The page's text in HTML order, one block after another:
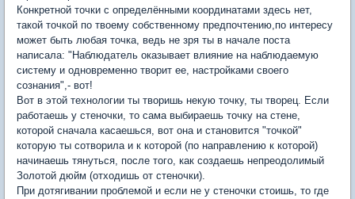
Конкретной точки с определёнными координатами здесь нет,
такой точкой по твоему собственному предпочтению,по интересу
может быть любая точка, ведь не зря ты в начале поста
написала: "Наблюдатель оказывает влияние на наблюдаемую
систему и одновременно творит ее, настройками своего
сознания",- вот!
Вот в этой технологии ты творишь некую точку, ты творец. Если
работаешь у стеночки, то сама выбираешь точку на стене,
которой сначала касаешься, вот она и становится "точкой"
которую ты сотворила и к которой (по направлению к которой)
начинаешь тянуться, после того, как создаешь непреодолимый
Золотой дюйм (отходишь от стеночки).
При дотягивании проблемой и если не у стеночки стоишь, то где